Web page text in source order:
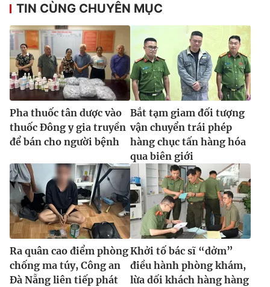
TIN CÙNG CHUYÊN MỤC
Pha thuốc tân dược vào
thuốc Đông y gia truyền
để bán cho người bệnh
Bắt tạm giam đối tượng
vận chuyển trái phép
hàng chục tấn hàng hóa
qua biên giới
Ra quân cao điểm phòng
chống ma túy, Công an
Đà Nẵng liên tiếp phát
Khởi tố bác sĩ “dởm”
điều hành phòng khám,
lừa dối khách hàng hàng